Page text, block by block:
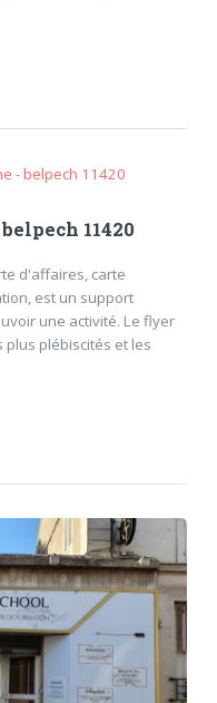
11420
d'affaires, carte
est un support
une activité. Le flyer
plébiscités et les